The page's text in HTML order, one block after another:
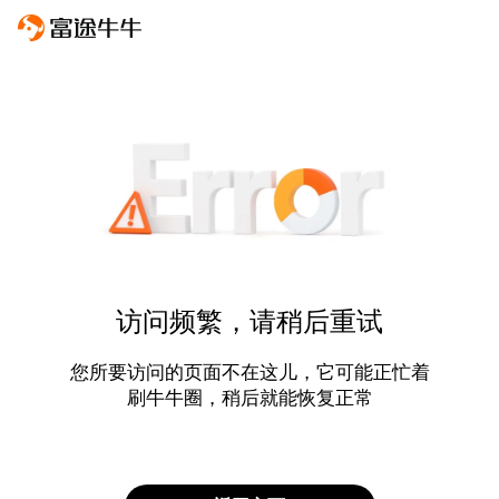
访问频繁，请稍后重试
您所要访问的页面不在这儿，它可能正忙着
刷牛牛圈，稍后就能恢复正常